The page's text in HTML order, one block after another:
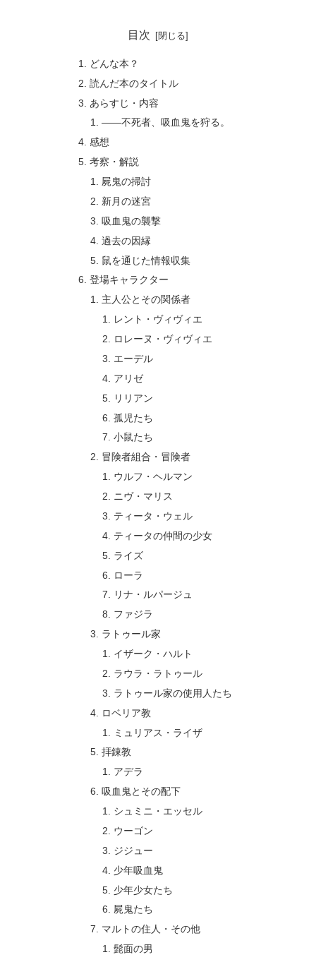
目次
どんな本？
読んだ本のタイトル
あらすじ・内容
――不死者、吸血鬼を狩る。
感想
考察・解説
屍鬼の掃討
新月の迷宮
吸血鬼の襲撃
過去の因縁
鼠を通じた情報収集
登場キャラクター
主人公とその関係者
レント・ヴィヴィエ
ロレーヌ・ヴィヴィエ
エーデル
アリゼ
リリアン
孤児たち
小鼠たち
冒険者組合・冒険者
ウルフ・ヘルマン
ニヴ・マリス
ティータ・ウェル
ティータの仲間の少女
ライズ
ローラ
リナ・ルパージュ
ファジラ
ラトゥール家
イザーク・ハルト
ラウラ・ラトゥール
ラトゥール家の使用人たち
ロベリア教
ミュリアス・ライザ
拝錬教
アデラ
吸血鬼とその配下
シュミニ・エッセル
ウーゴン
ジジュー
少年吸血鬼
少年少女たち
屍鬼たち
マルトの住人・その他
髭面の男